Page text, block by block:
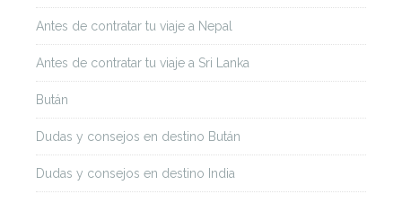
Antes de contratar tu viaje a Nepal
Antes de contratar tu viaje a Sri Lanka
Bután
Dudas y consejos en destino Bután
Dudas y consejos en destino India